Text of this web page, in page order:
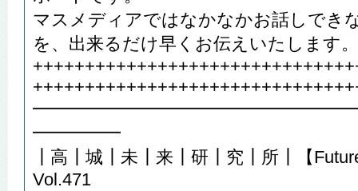
マスメディアではなかなかお話しでき
を、出来るだけ早くお伝えいたします。
━━━━━
┃高┃城┃未┃来┃研┃究┃所┃【Future
Vol.471